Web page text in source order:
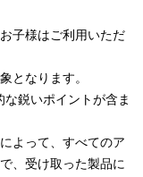
子様はご利用いただ
となります。
鋭いポイントが含ま
よって、すべてのア
、受け取った製品に